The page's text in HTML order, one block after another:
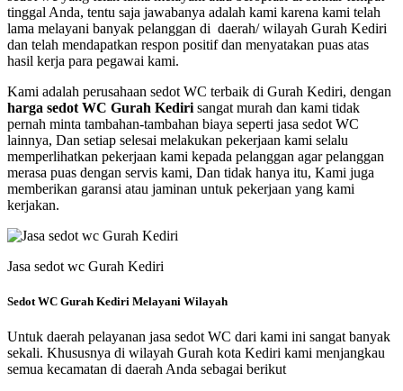
tinggal Anda, tentu saja jawabanya adalah kami karena kami telah
lama melayani banyak pelanggan di daerah/ wilayah Gurah Kediri
dan telah mendapatkan respon positif dan menyatakan puas atas
hasil kerja para pegawai kami.
Kami adalah perusahaan sedot WC terbaik di Gurah Kediri, dengan
harga sedot WC Gurah Kediri sangat murah dan kami tidak
pernah minta tambahan-tambahan biaya seperti jasa sedot WC
lainnya, Dan setiap selesai melakukan pekerjaan kami selalu
memperlihatkan pekerjaan kami kepada pelanggan agar pelanggan
merasa puas dengan servis kami, Dan tidak hanya itu, Kami juga
memberikan garansi atau jaminan untuk pekerjaan yang kami
kerjakan.
Jasa sedot wc Gurah Kediri
Sedot WC Gurah Kediri Melayani Wilayah
Untuk daerah pelayanan jasa sedot WC dari kami ini sangat banyak
sekali. Khususnya di wilayah Gurah kota Kediri kami menjangkau
semua kecamatan di daerah Anda sebagai berikut